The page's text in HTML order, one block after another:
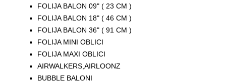
FOLIJA BALON 09" ( 23 CM )
FOLIJA BALON 18" ( 46 CM )
FOLIJA BALON 36" ( 91 CM )
FOLIJA MINI OBLICI
FOLIJA MAXI OBLICI
AIRWALKERS,AIRLOONZ
BUBBLE BALONI